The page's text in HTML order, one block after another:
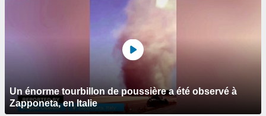
Un énorme tourbillon de poussière a été observé à
Zapponeta, en Italie